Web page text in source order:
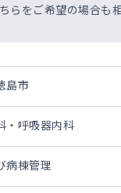
らをご希望の場合も
島市
・呼吸器内科
病棟管理